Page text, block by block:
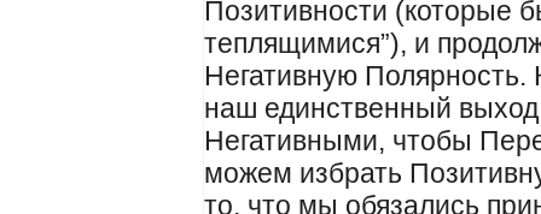
Позитивности (которые
теплящимися”), и
Негативную Полярность.
наш единственный
Негативными, чтобы
можем избрать
то, что мы обязались